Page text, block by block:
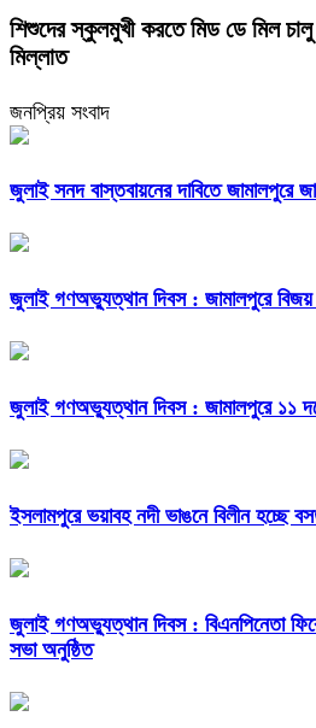
শিশুদের স্কুলমুখী করতে মিড ডে মিল
মিল্লাত
জনপ্রিয় সংবাদ
জুলাই সনদ বাস্তবায়নের দাবিতে জামালপুরে
জুলাই গণঅভ্যুত্থান দিবস : জামালপুরে বিজয়
জুলাই গণঅভ্যুত্থান দিবস : জামালপুরে ১১
ইসলামপুরে ভয়াবহ নদী ভাঙনে বিলীন হচ্ছে
জুলাই গণঅভ্যুত্থান দিবস : বিএনপিনেতা
সভা অনুষ্ঠিত